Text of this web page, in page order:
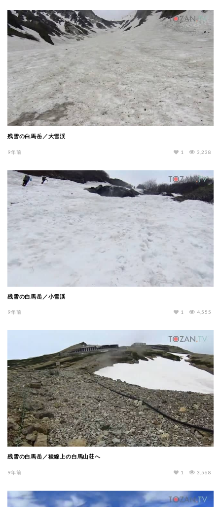
残雪の白馬岳／大雪渓
9年前 3,238
1
残雪の白馬岳／小雪渓
9年前 4,555
1
残雪の白馬岳／稜線上の白馬山荘へ
9年前 3,568
1